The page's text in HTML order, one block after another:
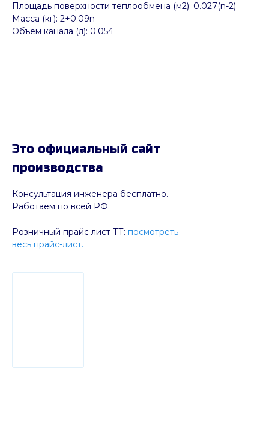
Площадь поверхности теплообмена (м2): 0.027(n-2)
Масса (кг): 2+0.09n
Объём канала (л): 0.054
Консультация инженера бесплатно.
Работаем по всей РФ.
Розничный прайс лист ТТ: посмотреть
весь прайс-лист.
Это официальный сайт
производства